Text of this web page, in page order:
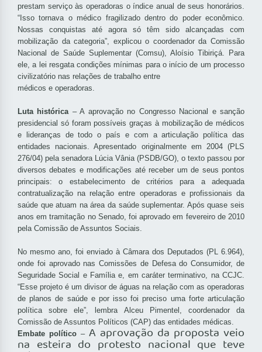
prestam serviço às operadoras o índice anual de seus honorários.
“Isso tornava o médico fragilizado dentro do poder econômico.
Nossas conquistas até agora só têm sido alcançadas com
mobilização da categoria”, explicou o coordenador da Comissão
Nacional de Saúde Suplementar (Comsu), Aloísio Tibiriçá. Para
ele, a lei resgata condições mínimas para o início de um processo
civilizatório nas relações de trabalho entre
médicos e operadoras.
Luta histórica– A aprovação no Congresso Nacional e sanção
presidencial só foram possíveis graças à mobilização de médicos
e lideranças de todo o país e com a articulação política das
entidades nacionais. Apresentado originalmente em 2004 (PLS
276/04) pela senadora Lúcia Vânia (PSDB/GO), o texto passou por
diversos debates e modificações até receber um de seus pontos
principais: o estabelecimento de critérios para a adequada
contratualização na relação entre operadoras e profissionais da
saúde que atuam na área da saúde suplementar. Após quase seis
anos em tramitação no Senado, foi aprovado em fevereiro de 2010
pela Comissão de Assuntos Sociais.
No mesmo ano, foi enviado à Câmara dos Deputados (PL 6.964),
onde foi aprovado nas Comissões de Defesa do Consumidor, de
Seguridade Social e Família e, em caráter terminativo, na CCJC.
“Esse projeto é um divisor de águas na relação com as operadoras
de planos de saúde e por isso foi preciso uma forte articulação
política sobre ele”, lembra Alceu Pimentel, coordenador da
Comissão de Assuntos Políticos (CAP) das entidades médicas.
Embate político – A aprovação da proposta veio
na esteira do protesto nacional que teve